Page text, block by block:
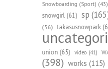
Snowboarding (Sport) (43)
snowgirl (61) sp
(56) takasusnowpark
union (65) video (41)
(398) works (115)